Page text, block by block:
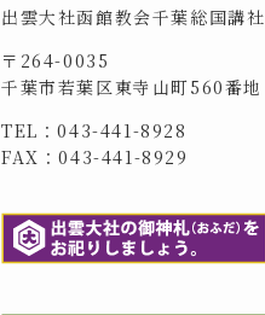
出雲大社函館教会千葉総国講社
〒264-0035
千葉市若葉区東寺山町560番地
TEL：043-441-8928
FAX：043-441-8929